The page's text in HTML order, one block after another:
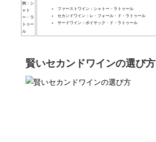
例：シ
ャト
ー・ラ
トゥー
ル
ファーストワイン：シャトー・ラトゥール
セカンドワイン：レ・フォール・ド・ラトゥール
サードワイン：ポイヤック・ド・ラトゥール
賢いセカンドワインの選び方